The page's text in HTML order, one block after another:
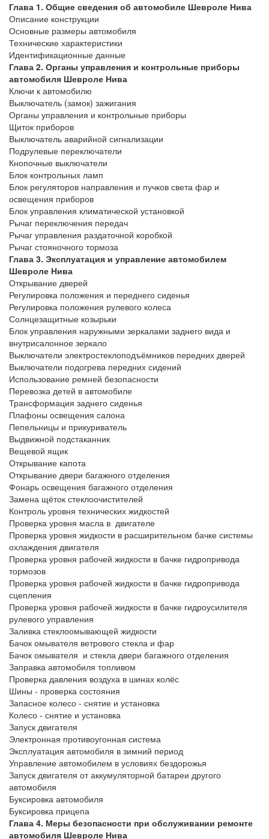
Глава 1. Общие сведения об автомобиле Шевроле Нива
Описание конструкции
Основные размеры автомобиля
Технические характеристики
Идентификационные данные
Глава 2. Органы управления и контрольные приборы
автомобиля Шевроле Нива
Ключи к автомобилю
Выключатель (замок) зажигания
Органы управления и контрольные приборы
Щиток приборов
Выключатель аварийной сигнализации
Подрулевые переключатели
Кнопочные выключатели
Блок контрольных ламп
Блок регуляторов направления и пучков света фар и
освещения приборов
Блок управления климатической установкой
Рычаг переключения передач
Рычаг управления раздаточной коробкой
Рычаг стояночного тормоза
Глава 3. Эксплуатация и управление автомобилем
Шевроле Нива
Открывание дверей
Регулировка положения и переднего сиденья
Регулировка положения рулевого колеса
Солнцезащитные козырьки
Блок управления наружными зеркалами заднего вида и
внутрисалонное зеркало
Выключатели электростеклоподъёмников передних дверей
Выключатели подогрева передних сидений
Использование ремней безопасности
Перевозка детей в автомобиле
Трансформация заднего сиденья
Плафоны освещения салона
Пепельницы и прикуриватель
Выдвижной подстаканник
Вещевой ящик
Открывание капота
Открывание двери багажного отделения
Фонарь освещения багажного отделения
Замена щёток стеклоочистителей
Контроль уровня технических жидкостей
Проверка уровня масла в двигателе
Проверка уровня жидкости в расширительном бачке системы
охлаждения двигателя
Проверка уровня рабочей жидкости в бачке гидропривода
тормозов
Проверка уровня рабочей жидкости в бачке гидропривода
сцепления
Проверка уровня рабочей жидкости в бачке гидроусилителя
рулевого управления
Заливка стеклоомывающей жидкости
Бачок омывателя ветрового стекла и фар
Бачок омывателя и стекла двери багажного отделения
Заправка автомобиля топливом
Проверка давления воздуха в шинах колёс
Шины - проверка состояния
Запасное колесо - снятие и установка
Колесо - снятие и установка
Запуск двигателя
Электронная противоугонная система
Эксплуатация автомобиля в зимний период
Управление автомобилем в условиях бездорожья
Запуск двигателя от аккумуляторной батареи другого
автомобиля
Буксировка автомобиля
Буксировка прицепа
Глава 4. Меры безопасности при обслуживании ремонте
автомобиля Шевроле Нива